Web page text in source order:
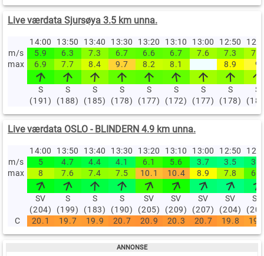
Live værdata Sjursøya 3.5 km unna.
14:00 13:50 13:40 13:30 13:20 13:10 13:00 12:50
m/s
5.9 6.3 7.3 6.7 6.6 6.7 7.6 7.3
7.8
max
6.9 7.7 8.4 9.7 8.2 8.1 8.9 9
S
(191)
S
(188)
S
(185)
S
(178)
S
(177)
S
(172)
S
(177)
S
(178)
S
Live værdata OSLO - BLINDERN 4.9 km unna.
14:00 13:50 13:40 13:30 13:20 13:10 13:00 12:50
m/s
5 4.7 4.4 4.1 6.1 5.6 3.7 3.5
3.9
max
8 7.6 7.4 7.5 10.1 10.4 8.9 7.8 6.5
SV
(204)
S
(199)
S
(183)
S
(190)
SV
(205)
SV
(209)
SV
(207)
SV
(204)
SV
C
20.1 19.7 19.9 20.7 20.9 20.3 20.7 19.8